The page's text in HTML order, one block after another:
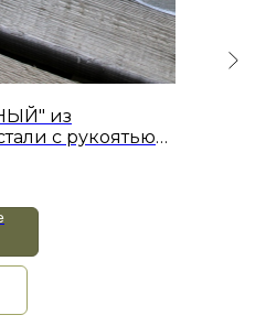
из
с рукоятью
литьем из